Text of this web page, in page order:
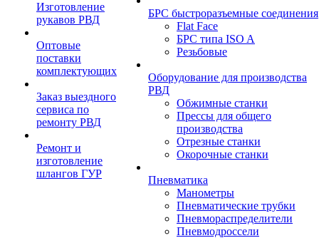
Изготовление
рукавов РВД
Оптовые
поставки
комплектующих
Заказ выездного
сервиса по
ремонту РВД
Ремонт и
изготовление
шлангов ГУР
БРС быстроразъемные соединения
Flat Face
БРС типа ISO A
Резьбовые
Оборудование для производства
РВД
Обжимные станки
Прессы для общего
производства
Отрезные станки
Окорочные станки
Пневматика
Манометры
Пневматические трубки
Пневмораспределители
Пневмодроссели